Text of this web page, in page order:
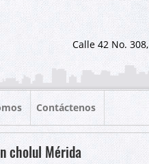
Calle 42 No.
Contáctenos
cholul Mérida